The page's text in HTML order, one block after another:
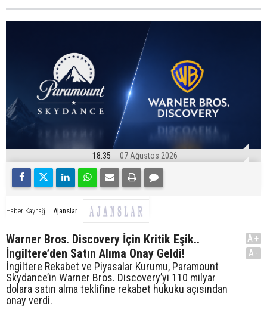
18:35 07 Ağustos 2026
Haber Kaynağı Ajanslar
Warner Bros. Discovery İçin Kritik Eşik..
İngiltere’den Satın Alıma Onay Geldi!
İngiltere Rekabet ve Piyasalar Kurumu, Paramount
Skydance’in Warner Bros. Discovery’yi 110 milyar
dolara satın alma teklifine rekabet hukuku açısından
onay verdi.
A+
A-